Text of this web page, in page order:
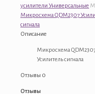
сигнала
усилители Универсальные
Микросхема QDM2307
сигнала
Описание
Микросхема
Усилитель сигнала
Отзывы 0
Отзывы